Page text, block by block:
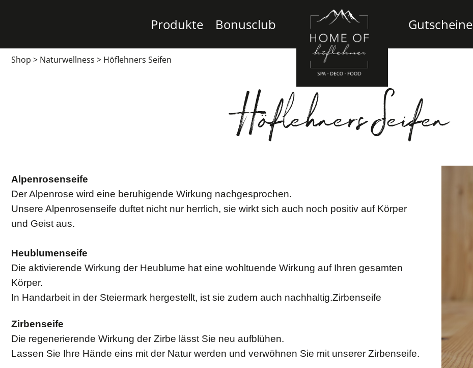
Produkte Bonusclub Gutscheine
Shop > Naturwellness > Höflehners Seifen
Höflehners Seifen
Alpenrosenseife
Der Alpenrose wird eine beruhigende Wirkung nachgesprochen.
Unsere Alpenrosenseife duftet nicht nur herrlich, sie wirkt sich auch noch positiv auf Körper
und Geist aus.
Heublumenseife
Die aktivierende Wirkung der Heublume hat eine wohltuende Wirkung auf Ihren gesamten
Körper.
In Handarbeit in der Steiermark hergestellt, ist sie zudem auch nachhaltig.Zirbenseife
Zirbenseife
Die regenerierende Wirkung der Zirbe lässt Sie neu aufblühen.
Lassen Sie Ihre Hände eins mit der Natur werden und verwöhnen Sie mit unserer Zirbenseife.